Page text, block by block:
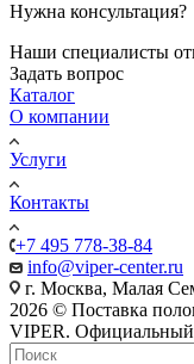
Нужна консультация?
Наши специалисты
Задать вопрос
Каталог
О компании
Услуги
Контакты
+7 495 778-38-84
info@viper-center.ru
г. Москва, Малая
2026 © Поставка
VIPER. Официальный